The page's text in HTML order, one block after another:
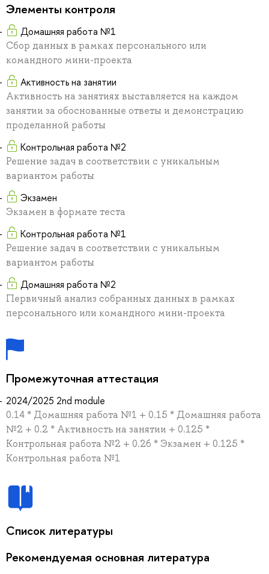
Элементы контроля
Домашняя работа №1
Сбор данных в рамках персонального или
командного мини-проекта
Активность на занятии
Активность на занятиях выставляется на каждом
занятии за обоснованные ответы и демонстрацию
проделанной работы
Контрольная работа №2
Решение задач в соответствии с уникальным
вариантом работы
Экзамен
Экзамен в формате теста
Контрольная работа №1
Решение задач в соответствии с уникальным
вариантом работы
Домашняя работа №2
Первичный анализ собранных данных в рамках
персонального или командного мини-проекта
Промежуточная аттестация
2024/2025 2nd module
0.14 * Домашняя работа №1 + 0.15 * Домашняя работа
№2 + 0.2 * Активность на занятии + 0.125 *
Контрольная работа №2 + 0.26 * Экзамен + 0.125 *
Контрольная работа №1
Список литературы
Рекомендуемая основная литература